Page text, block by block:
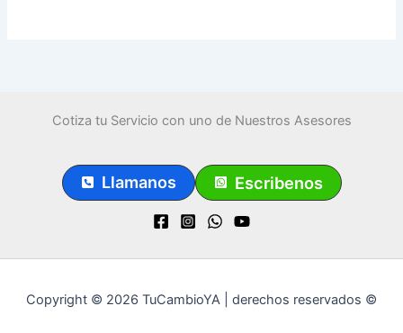
Cotiza tu Servicio con uno de Nuestros Asesores
Llamanos Escribenos
Copyright © 2026 TuCambioYA | derechos reservados ©